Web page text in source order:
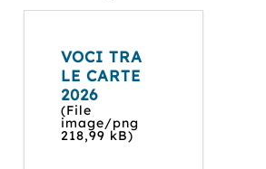
VOCI TRA
LE CARTE
2026
(File
image/png
218,99 kB)